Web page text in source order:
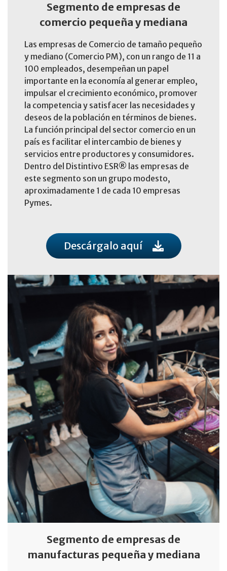
Segmento de empresas de
comercio pequeña y mediana
Las empresas de Comercio de tamaño pequeño
y mediano (Comercio PM), con un rango de 11 a
100 empleados, desempeñan un papel
importante en la economía al generar empleo,
impulsar el crecimiento económico, promover
la competencia y satisfacer las necesidades y
deseos de la población en términos de bienes.
La función principal del sector comercio en un
país es facilitar el intercambio de bienes y
servicios entre productores y consumidores.
Dentro del Distintivo ESR® las empresas de
este segmento son un grupo modesto,
aproximadamente 1 de cada 10 empresas
Pymes.
Descárgalo aquí
Segmento de empresas de
manufacturas pequeña y mediana